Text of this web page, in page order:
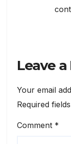
Leave a
Your email
Required
Comment *